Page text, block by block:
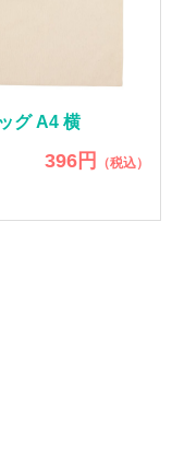
グ A4 横
396円 （税込）